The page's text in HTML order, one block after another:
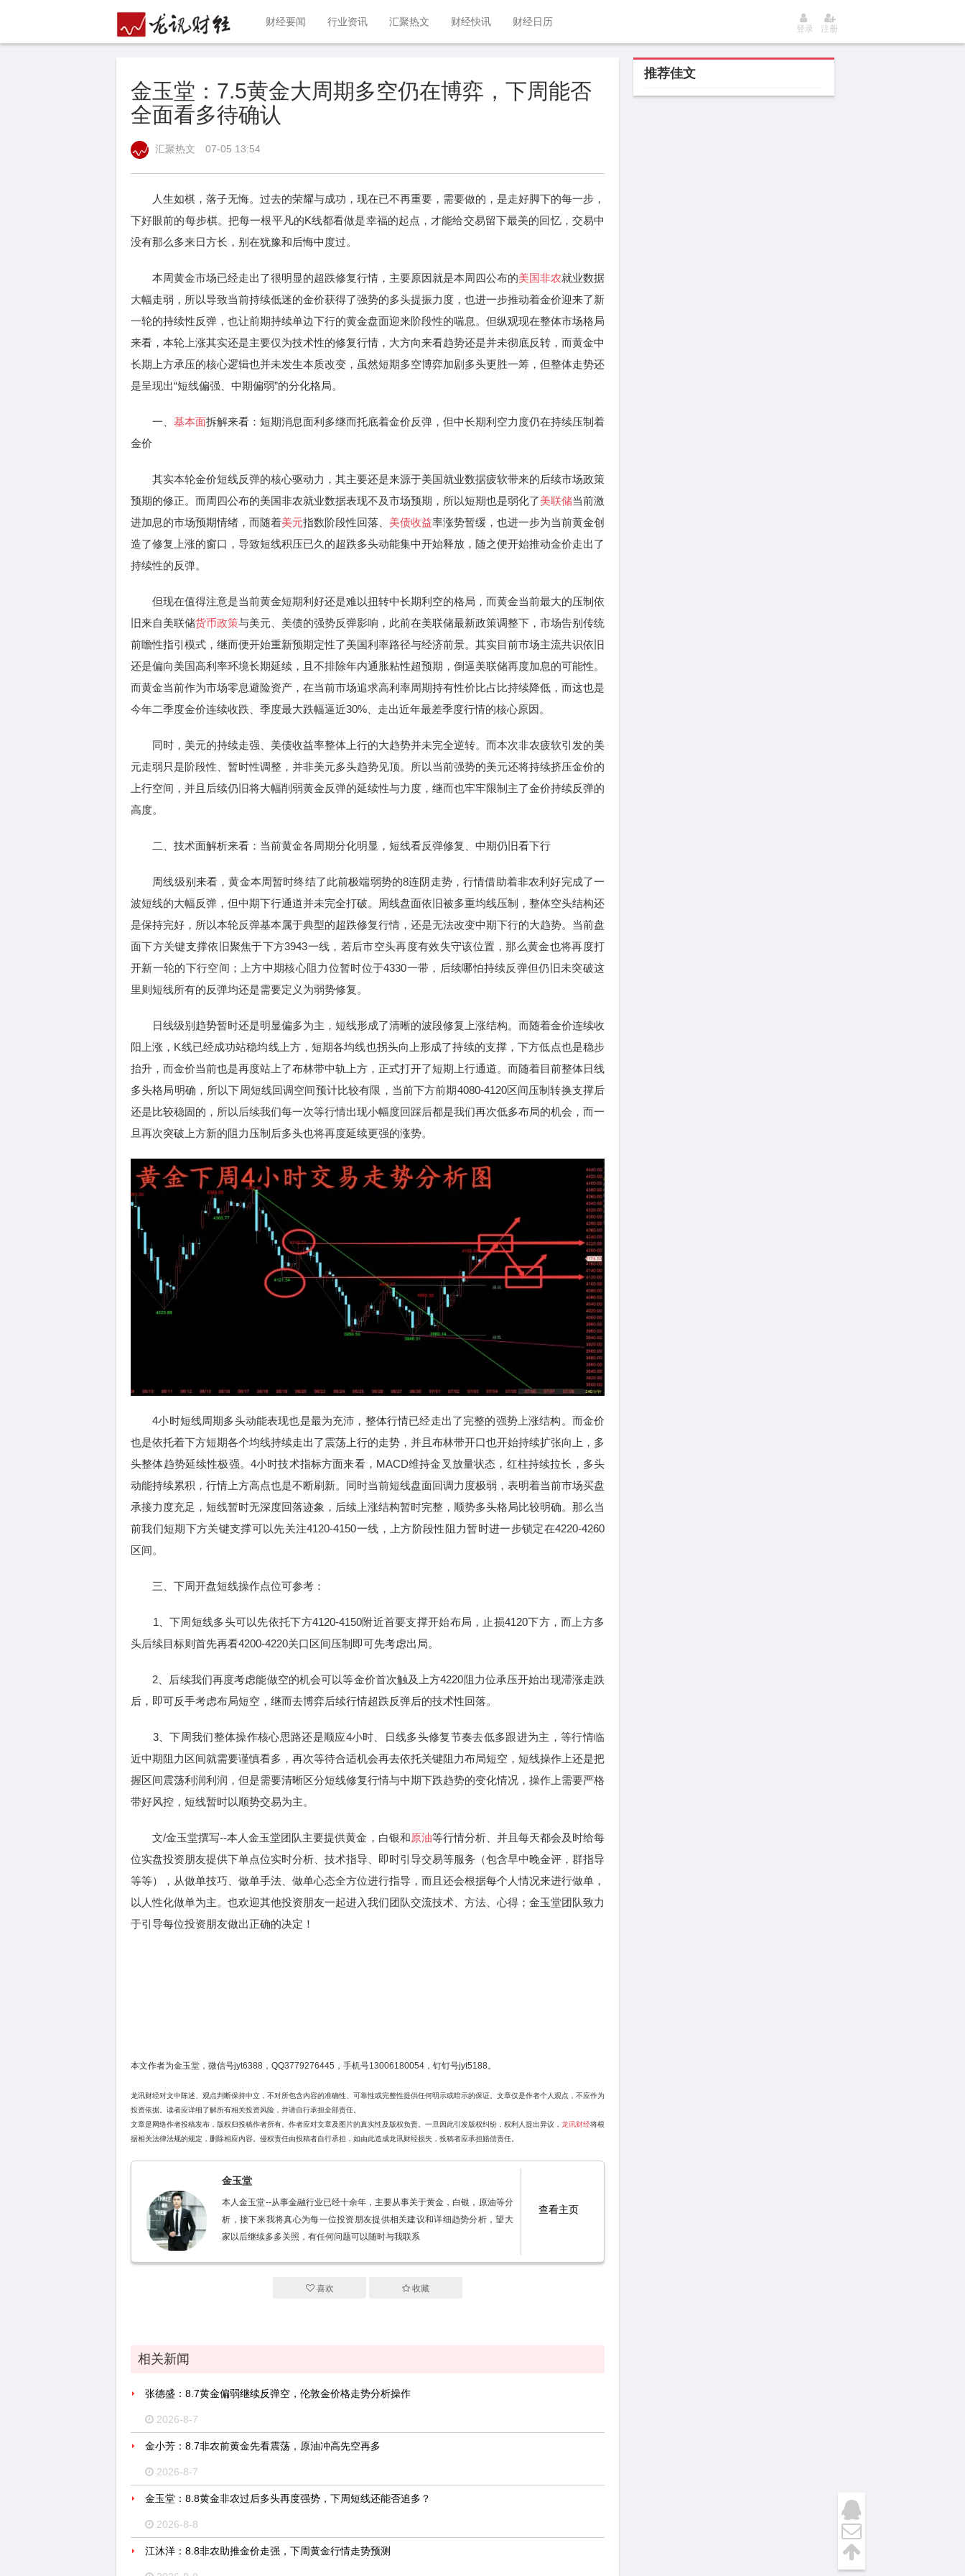
财经要闻 行业资讯 汇聚热文 财经快讯 财经日历
登录 注册
金玉堂：7.5黄金大周期多空仍在博弈，下周能否
全面看多待确认
汇聚热文 07-05 13:54
人生如棋，落子无悔。过去的荣耀与成功，现在已不再重要，需要做的，是走好脚下的每一步，
下好眼前的每步棋。把每一根平凡的K线都看做是幸福的起点，才能给交易留下最美的回忆，交易中
没有那么多来日方长，别在犹豫和后悔中度过。
本周黄金市场已经走出了很明显的超跌修复行情，主要原因就是本周四公布的美国非农就业数据
大幅走弱，所以导致当前持续低迷的金价获得了强势的多头提振力度，也进一步推动着金价迎来了新
一轮的持续性反弹，也让前期持续单边下行的黄金盘面迎来阶段性的喘息。但纵观现在整体市场格局
来看，本轮上涨其实还是主要仅为技术性的修复行情，大方向来看趋势还是并未彻底反转，而黄金中
长期上方承压的核心逻辑也并未发生本质改变，虽然短期多空博弈加剧多头更胜一筹，但整体走势还
是呈现出“短线偏强、中期偏弱”的分化格局。
一、 基本面拆解来看：短期消息面利多继而托底着金价反弹，但中长期利空力度仍在持续压制着
金价
其实本轮金价短线反弹的核心驱动力，其主要还是来源于美国就业数据疲软带来的后续市场政策
预期的修正。而周四公布的美国非农就业数据表现不及市场预期，所以短期也是弱化了美联储当前激
进加息的市场预期情绪，而随着美元指数阶段性回落、 美债收益率涨势暂缓，也进一步为当前黄金创
造了修复上涨的窗口，导致短线积压已久的超跌多头动能集中开始释放，随之便开始推动金价走出了
持续性的反弹。
但现在值得注意是当前黄金短期利好还是难以扭转中长期利空的格局，而黄金当前最大的压制依
旧来自美联储货币政策与美元、美债的强势反弹影响，此前在美联储最新政策调整下，市场告别传统
前瞻性指引模式，继而便开始重新预期定性了美国利率路径与经济前景。其实目前市场主流共识依旧
还是偏向美国高利率环境长期延续，且不排除年内通胀粘性超预期，倒逼美联储再度加息的可能性。
而黄金当前作为市场零息避险资产，在当前市场追求高利率周期持有性价比占比持续降低，而这也是
今年二季度金价连续收跌、季度最大跌幅逼近30%、走出近年最差季度行情的核心原因。
同时，美元的持续走强、美债收益率整体上行的大趋势并未完全逆转。而本次非农疲软引发的美
元走弱只是阶段性、暂时性调整，并非美元多头趋势见顶。所以当前强势的美元还将持续挤压金价的
上行空间，并且后续仍旧将大幅削弱黄金反弹的延续性与力度，继而也牢牢限制主了金价持续反弹的
高度。
二、技术面解析来看：当前黄金各周期分化明显，短线看反弹修复、中期仍旧看下行
周线级别来看，黄金本周暂时终结了此前极端弱势的8连阴走势，行情借助着非农利好完成了一
波短线的大幅反弹，但中期下行通道并未完全打破。周线盘面依旧被多重均线压制，整体空头结构还
是保持完好，所以本轮反弹基本属于典型的超跌修复行情，还是无法改变中期下行的大趋势。当前盘
面下方关键支撑依旧聚焦于下方3943一线，若后市空头再度有效失守该位置，那么黄金也将再度打
开新一轮的下行空间；上方中期核心阻力位暂时位于4330一带，后续哪怕持续反弹但仍旧未突破这
里则短线所有的反弹均还是需要定义为弱势修复。
日线级别趋势暂时还是明显偏多为主，短线形成了清晰的波段修复上涨结构。而随着金价连续收
阳上涨，K线已经成功站稳均线上方，短期各均线也拐头向上形成了持续的支撑，下方低点也是稳步
抬升，而金价当前也是再度站上了布林带中轨上方，正式打开了短期上行通道。而随着目前整体日线
多头格局明确，所以下周短线回调空间预计比较有限，当前下方前期4080-4120区间压制转换支撑后
还是比较稳固的，所以后续我们每一次等行情出现小幅度回踩后都是我们再次低多布局的机会，而一
旦再次突破上方新的阻力压制后多头也将再度延续更强的涨势。
4小时短线周期多头动能表现也是最为充沛，整体行情已经走出了完整的强势上涨结构。而金价
也是依托着下方短期各个均线持续走出了震荡上行的走势，并且布林带开口也开始持续扩张向上，多
头整体趋势延续性极强。4小时技术指标方面来看，MACD维持金叉放量状态，红柱持续拉长，多头
动能持续累积，行情上方高点也是不断刷新。同时当前短线盘面回调力度极弱，表明着当前市场买盘
承接力度充足，短线暂时无深度回落迹象，后续上涨结构暂时完整，顺势多头格局比较明确。那么当
前我们短期下方关键支撑可以先关注4120-4150一线，上方阶段性阻力暂时进一步锁定在4220-4260
区间。
三、下周开盘短线操作点位可参考：
1、下周短线多头可以先依托下方4120-4150附近首要支撑开始布局，止损4120下方，而上方多
头后续目标则首先再看4200-4220关口区间压制即可先考虑出局。
2、后续我们再度考虑能做空的机会可以等金价首次触及上方4220阻力位承压开始出现滞涨走跌
后，即可反手考虑布局短空，继而去博弈后续行情超跌反弹后的技术性回落。
3、下周我们整体操作核心思路还是顺应4小时、日线多头修复节奏去低多跟进为主，等行情临
近中期阻力区间就需要谨慎看多，再次等待合适机会再去依托关键阻力布局短空，短线操作上还是把
握区间震荡利润利润，但是需要清晰区分短线修复行情与中期下跌趋势的变化情况，操作上需要严格
带好风控，短线暂时以顺势交易为主。
文/金玉堂撰写--本人金玉堂团队主要提供黄金，白银和原油等行情分析、并且每天都会及时给每
位实盘投资朋友提供下单点位实时分析、技术指导、即时引导交易等服务（包含早中晚金评，群指导
等等），从做单技巧、做单手法、做单心态全方位进行指导，而且还会根据每个人情况来进行做单，
以人性化做单为主。也欢迎其他投资朋友一起进入我们团队交流技术、方法、心得；金玉堂团队致力
于引导每位投资朋友做出正确的决定！
本文作者为金玉堂，微信号jyt6388，QQ3779276445，手机号13006180054，钉钉号jyt5188。
龙讯财经对文中陈述、观点判断保持中立，不对所包含内容的准确性、可靠性或完整性提供任何明示或暗示的保证。文章仅是作者个人观点，不应作为
投资依据。读者应详细了解所有相关投资风险，并请自行承担全部责任。
文章是网络作者投稿发布，版权归投稿作者所有。作者应对文章及图片的真实性及版权负责。一旦因此引发版权纠纷，权利人提出异议， 龙讯财经将根
据相关法律法规的规定，删除相应内容。侵权责任由投稿者自行承担，如由此造成龙讯财经损失，投稿者应承担赔偿责任。
金玉堂
本人金玉堂--从事金融行业已经十余年，主要从事关于黄金，白银，原油等分
析，接下来我将真心为每一位投资朋友提供相关建议和详细趋势分析，望大
家以后继续多多关照，有任何问题可以随时与我联系
查看主页
喜欢 收藏
相关新闻
张德盛：8.7黄金偏弱继续反弹空，伦敦金价格走势分析操作
2026-8-7
金小芳：8.7非农前黄金先看震荡，原油冲高先空再多
2026-8-7
金玉堂：8.8黄金非农过后多头再度强势，下周短线还能否追多？
2026-8-8
江沐洋：8.8非农助推金价走强，下周黄金行情走势预测
推荐佳文